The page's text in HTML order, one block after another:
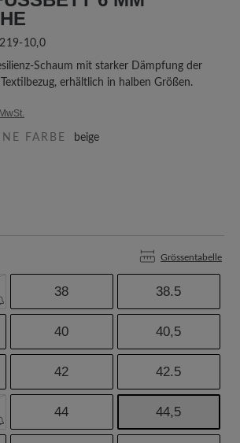
10,0
Schaum mit starker Dämpfung der
erhältlich in halben Größen.
FARBE beige
Grössentabelle
38 38.5
40 40,5
42 42.5
44 44,5